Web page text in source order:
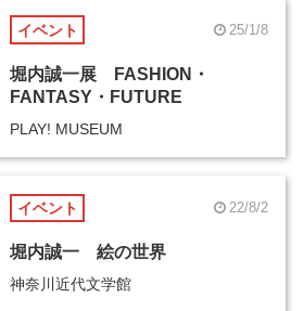
イベント 25/1/8
堀内誠一展 FASHION・
FANTASY・FUTURE
PLAY! MUSEUM
イベント 22/8/2
堀内誠一 絵の世界
神奈川近代文学館